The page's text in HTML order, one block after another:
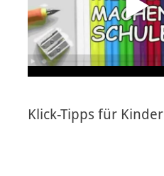
Klick-Tipps für Kinder